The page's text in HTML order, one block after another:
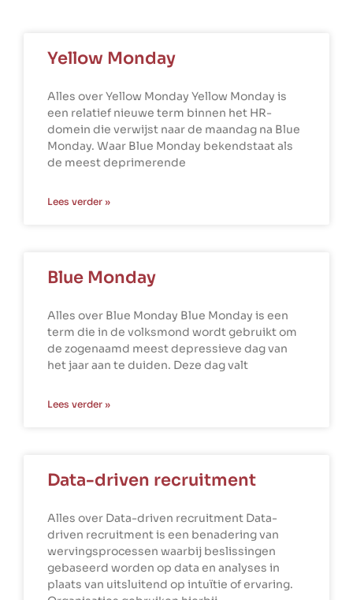
Yellow Monday
Alles over Yellow Monday Yellow Monday is
een relatief nieuwe term binnen het HR-
domein die verwijst naar de maandag na Blue
Monday. Waar Blue Monday bekendstaat als
de meest deprimerende
Lees verder »
Blue Monday
Alles over Blue Monday Blue Monday is een
term die in de volksmond wordt gebruikt om
de zogenaamd meest depressieve dag van
het jaar aan te duiden. Deze dag valt
Lees verder »
Data-driven recruitment
Alles over Data-driven recruitment Data-
driven recruitment is een benadering van
wervingsprocessen waarbij beslissingen
gebaseerd worden op data en analyses in
plaats van uitsluitend op intuïtie of ervaring.